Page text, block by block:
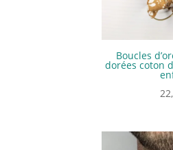
Boucles
dorées coton